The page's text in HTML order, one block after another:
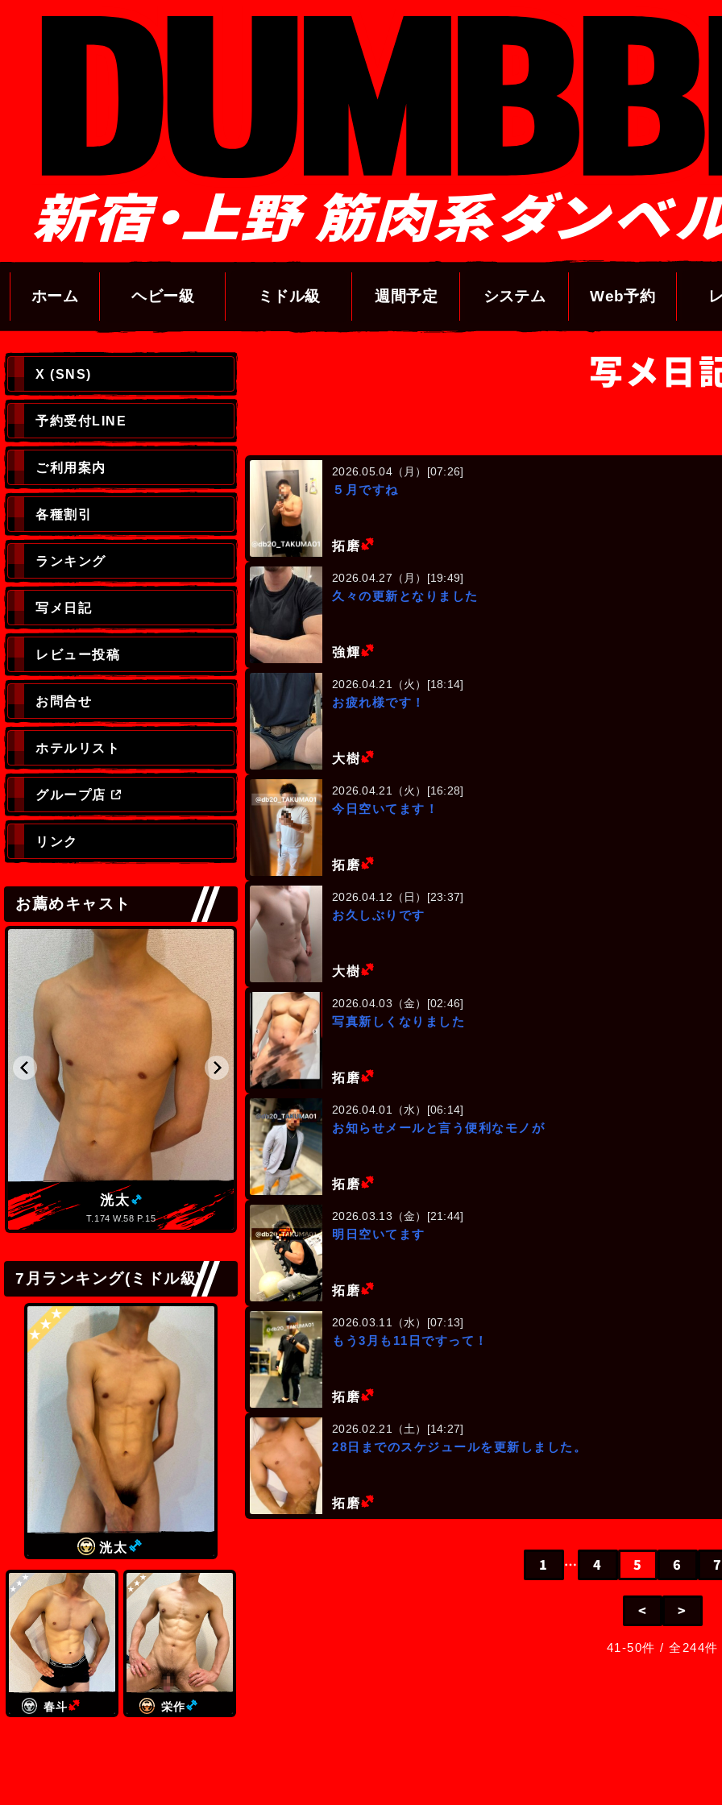
新宿・上野 筋肉系ダンベ
ホーム ヘビー級 ミドル級 週間予定 システム Web予約
写メ日
2026.05.04（月）[07:26]
５月ですね
拓磨
2026.04.27（月）[19:49]
久々の更新となりました
強輝
2026.04.21（火）[18:14]
お疲れ様です！
大樹
2026.04.21（火）[16:28]
今日空いてます！
拓磨
2026.04.12（日）[23:37]
お久しぶりです
大樹
2026.04.03（金）[02:46]
写真新しくなりました
拓磨
2026.04.01（水）[06:14]
お知らせメールと言う便利なモノが
拓磨
2026.03.13（金）[21:44]
明日空いてます
拓磨
2026.03.11（水）[07:13]
もう3月も11日ですって！
拓磨
2026.02.21（土）[14:27]
28日までのスケジュールを更新しました。
拓磨
1 … 4 5 6 7
< >
41-50件 / 全244件
X (SNS)
予約受付LINE
ご利用案内
各種割引
ランキング
写メ日記
レビュー投稿
お問合せ
ホテルリスト
グループ店
リンク
お薦めキャスト
洸太
T.174 W.58 P.15 T.179 W.68 P.15㎝
7月ランキング(ミドル級)
洸太
春斗 (ヘビー級) 栄作